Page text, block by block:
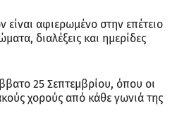
αφιερωμένο στην επέτειο
διαλέξεις και ημερίδες
25 Σεπτεμβρίου, όπου οι
χορούς από κάθε γωνιά της